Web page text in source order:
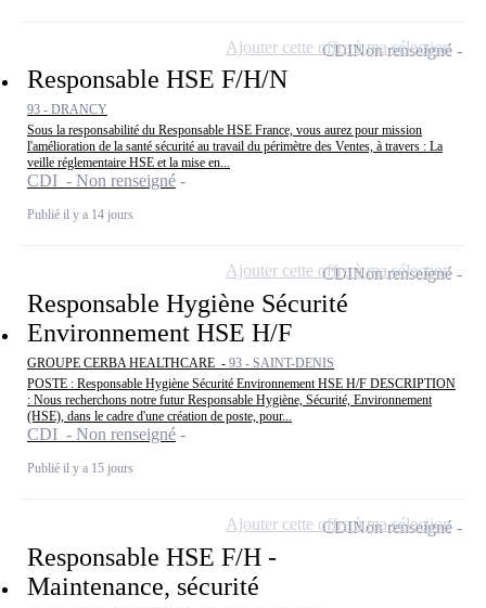
Responsable HSE F/H/N
93 - DRANCY
Sous la responsabilité du Responsable HSE France, vous aurez pour mission
l'amélioration de la santé sécurité au travail du périmètre des Ventes, à travers : La
veille réglementaire HSE et la mise en...
CDI - Non renseigné
Publié il y a 14 jours
CDINon renseigné
Ajouter cette offre à ma sélection
Responsable Hygiène Sécurité
Environnement HSE H/F
GROUPE CERBA HEALTHCARE - 93 - SAINT-DENIS
POSTE : Responsable Hygiène Sécurité Environnement HSE H/F DESCRIPTION
: Nous recherchons notre futur Responsable Hygiène, Sécurité, Environnement
(HSE), dans le cadre d'une création de poste, pour...
CDI - Non renseigné
Publié il y a 15 jours
CDINon renseigné
Ajouter cette offre à ma sélection
Responsable HSE F/H -
Maintenance, sécurité
CDINon renseigné
Ajouter cette offre à ma sélection